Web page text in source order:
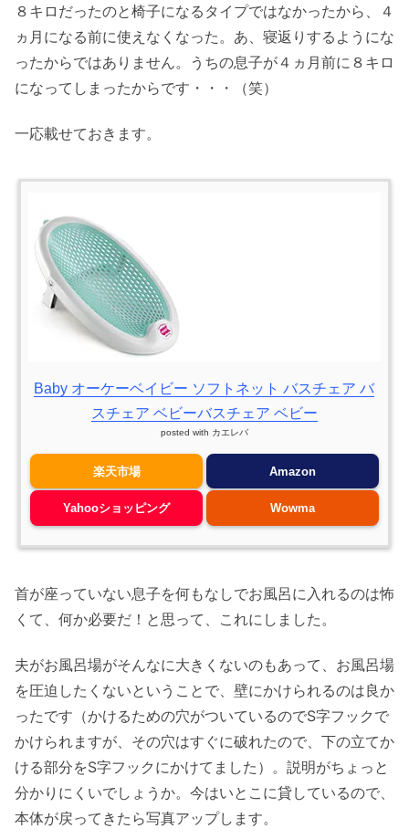
８キロだったのと椅子になるタイプではなかったから、４
ヵ月になる前に使えなくなった。あ、寝返りするようにな
ったからではありません。うちの息子が４ヵ月前に８キロ
になってしまったからです・・・（笑）
一応載せておきます。
Baby オーケーベイビー ソフトネット バスチェア バ
スチェア ベビーバスチェア ベビー
posted with カエレバ
楽天市場 Amazon
Yahooショッピング Wowma
首が座っていない息子を何もなしでお風呂に入れるのは怖
くて、何か必要だ！と思って、これにしました。
夫がお風呂場がそんなに大きくないのもあって、お風呂場
を圧迫したくないということで、壁にかけられるのは良か
ったです（かけるための穴がついているのでS字フックで
かけられますが、その穴はすぐに破れたので、下の立てか
ける部分をS字フックにかけてました）。説明がちょっと
分かりにくいでしょうか。今はいとこに貸しているので、
本体が戻ってきたら写真アップします。